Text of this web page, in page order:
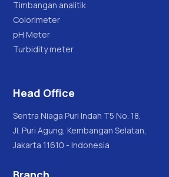
Timbangan analitik
Colorimeter
pH Meter
Turbidity meter
Head Office
Sentra Niaga Puri Indah T5 No. 18,
Jl. Puri Agung, Kembangan Selatan,
Jakarta 11610 - Indonesia